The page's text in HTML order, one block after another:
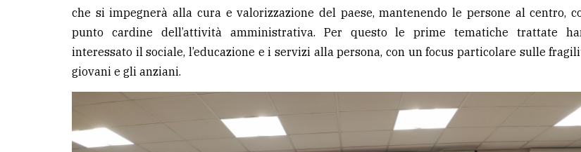
che si impegnerà alla cura e valorizzazione del paese, mantenendo le persone al centro,
punto cardine dell’attività amministrativa. Per questo le prime tematiche trattate
interessato il sociale, l’educazione e i servizi alla persona, con un focus particolare sulle
giovani e gli anziani.